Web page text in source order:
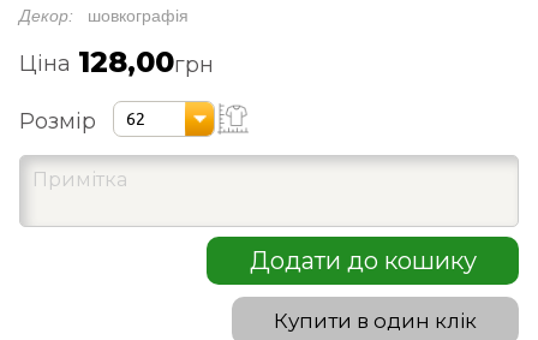
Декор: шовкографія
Ціна 128,00грн
Розмір 62
Додати до кошику
Купити в один клік